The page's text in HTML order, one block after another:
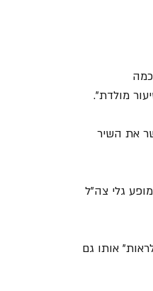
מולדת".
והפזמון, שם שר את השיר
גלי צה"ל
לראות" אותו גם